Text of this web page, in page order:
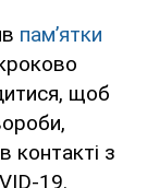
пам’ятки
щоб
контакті з
19.